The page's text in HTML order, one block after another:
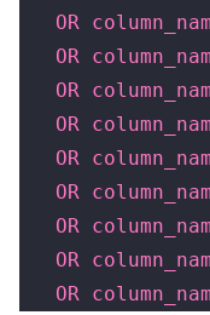
OR
OR
OR
OR
OR
OR
OR
OR
OR